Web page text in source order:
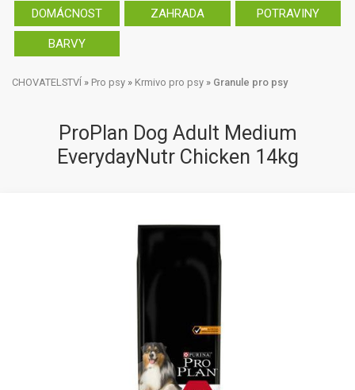
DOMÁCNOST ZAHRADA POTRAVINY
BARVY
CHOVATELSTVÍ » Pro psy » Krmivo pro psy » Granule pro psy
ProPlan Dog Adult Medium
EverydayNutr Chicken 14kg